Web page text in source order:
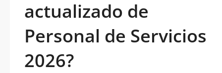
actualizado de
Personal de Servicios
2026?